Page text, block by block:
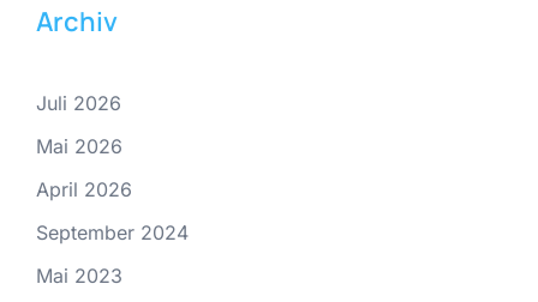
Archiv
Juli 2026
Mai 2026
April 2026
September 2024
Mai 2023